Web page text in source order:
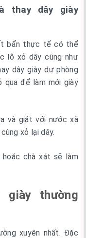
thay dây giày
bẩn thực tế có thể
lỗ xỏ dây cũng như
dây giày dự phòng
qua để làm mới giày
và giặt với nước xà
xỏ lại dây.
chà xát sẽ làm
thường
xuyên nhất. Đặc